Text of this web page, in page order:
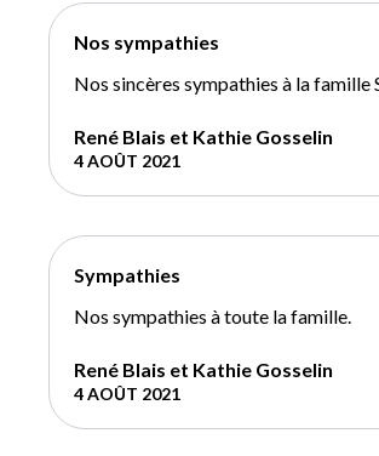
Nos sympathies
Nos sincères sympathies à la famille
René Blais et Kathie Gosselin
4 AOÛT 2021
Sympathies
Nos sympathies à toute la famille.
René Blais et Kathie Gosselin
4 AOÛT 2021